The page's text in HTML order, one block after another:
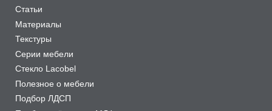
Статьи
Материалы
Текстуры
Серии мебели
Стекло Lacobel
Полезное о мебели
Подбор ЛДСП